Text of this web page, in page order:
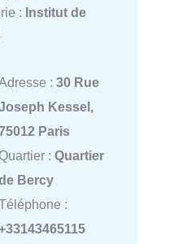
: Institut de
: 30 Rue
Kessel,
Paris
: Quartier
Bercy
: